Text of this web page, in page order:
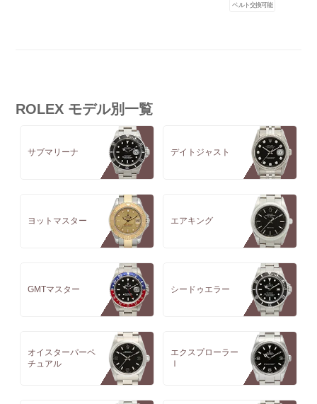
ベルト交換可能
ROLEX モデル別一覧
サブマリーナ デイトジャスト
ヨットマスター エアキング
GMTマスター シードゥエラー
オイスターパーペ
チュアル
エクスプローラー
Ⅰ